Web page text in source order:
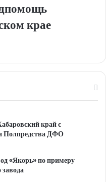
крае
край с
Полпредства ДФО
«Якорь» по примеру
завода